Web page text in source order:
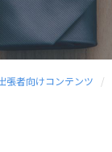
張者向けコンテンツ